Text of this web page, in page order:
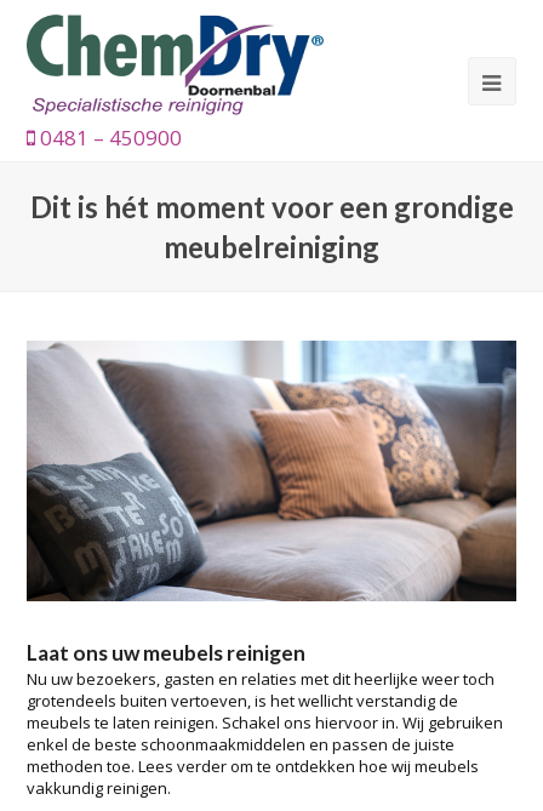
0481 – 450900
Dit is hét moment voor een grondige
meubelreiniging
Laat ons uw meubels reinigen
Nu uw bezoekers, gasten en relaties met dit heerlijke weer toch
grotendeels buiten vertoeven, is het wellicht verstandig de
meubels te laten reinigen. Schakel ons hiervoor in. Wij gebruiken
enkel de beste schoonmaakmiddelen en passen de juiste
methoden toe. Lees verder om te ontdekken hoe wij meubels
vakkundig reinigen.